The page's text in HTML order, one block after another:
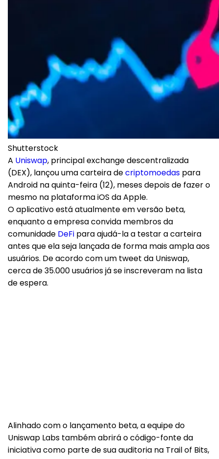
Shutterstock
A Uniswap, principal exchange descentralizada
(DEX), lançou uma carteira decriptomoedas para
Android na quinta-feira (12), meses depois de fazer o
mesmo na plataforma iOS da Apple.
O aplicativo está atualmente em versão beta,
enquanto a empresa convida membros da
comunidade DeFi para ajudá-la a testar a carteira
antes que ela seja lançada de forma mais ampla aos
usuários. De acordo com um tweet da Uniswap,
cerca de 35.000 usuários já se inscreveram na lista
de espera.
Alinhado com o lançamento beta, a equipe do
Uniswap Labs também abrirá o código-fonte da
iniciativa como parte de sua auditoria na Trail of Bits,